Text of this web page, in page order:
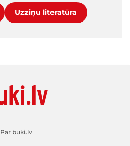
Uzziņu literatūra
Par buki.lv